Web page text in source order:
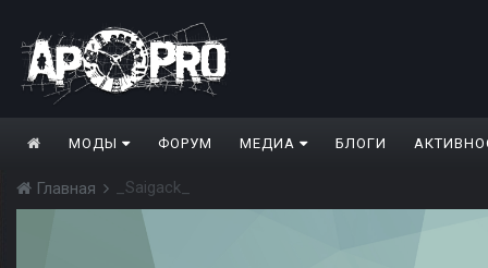
МОДЫ ФОРУМ МЕДИА БЛОГИ
Главная _Saigack_